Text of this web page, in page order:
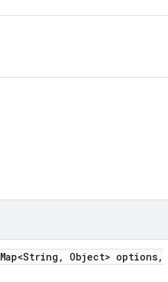
Map<String , Object> options,